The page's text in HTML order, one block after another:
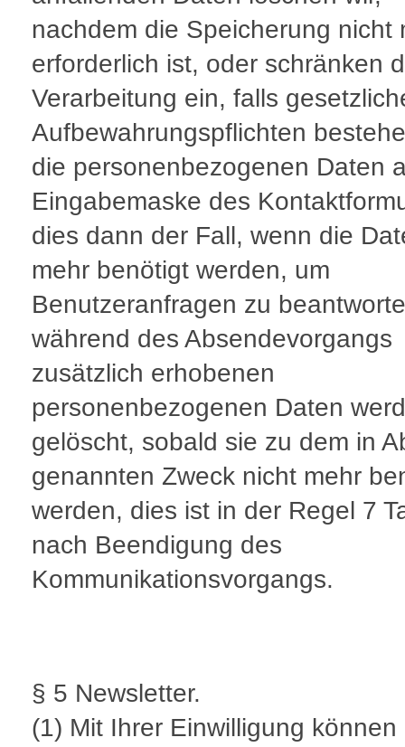
nachdem die Speicherung nicht
erforderlich ist, oder schränken
Verarbeitung ein, falls
Aufbewahrungspflichten
die personenbezogenen Daten
Eingabemaske des
dies dann der Fall, wenn die
mehr benötigt werden, um
Benutzeranfragen zu
während des Absendevorgangs
zusätzlich erhobenen
personenbezogenen Daten
gelöscht, sobald sie zu dem in
genannten Zweck nicht mehr
werden, dies ist in der Regel 7
nach Beendigung des
Kommunikationsvorgangs.
§ 5 Newsletter.
(1) Mit Ihrer Einwilligung können